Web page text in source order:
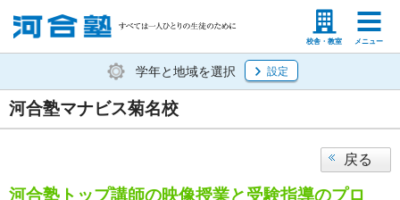
校舎・教室 メニュー
塾生の方 高等学校の先生
学年と地域を選択 設定
河合塾マナビス菊名校
戻る
河合塾トップ講師の映像授業と受験指導のプロ